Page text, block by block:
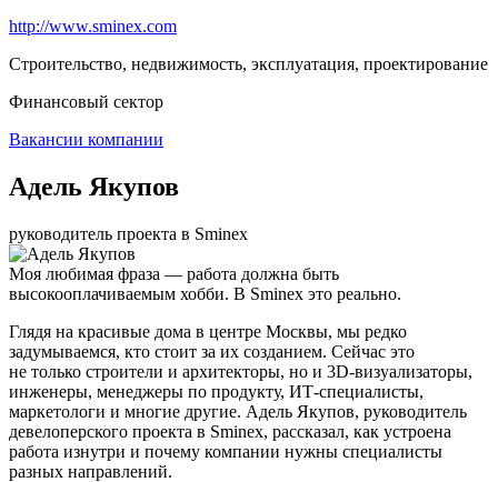
http://www.sminex.com
Строительство, недвижимость, эксплуатация, проектирование
Финансовый сектор
Вакансии компании
Адель Якупов
руководитель проекта в Sminex
Моя любимая фраза — работа должна быть
высокооплачиваемым хобби. В Sminex это реально.
Глядя на красивые дома в центре Москвы, мы редко
задумываемся, кто стоит за их созданием. Сейчас это
не только строители и архитекторы, но и 3D-визуализаторы,
инженеры, менеджеры по продукту, ИТ-специалисты,
маркетологи и многие другие. Адель Якупов, руководитель
девелоперского проекта в Sminex, рассказал, как устроена
работа изнутри и почему компании нужны специалисты
разных направлений.